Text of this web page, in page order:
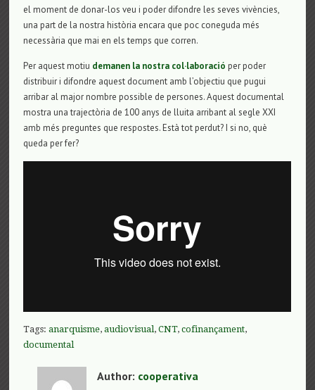
el moment de donar-los veu i poder difondre les seves vivències,
una part de la nostra història encara que poc coneguda més
necessària que mai en els temps que corren.
Per aquest motiu demanen la nostra col·laboració per poder
distribuir i difondre aquest document amb l’objectiu que pugui
arribar al major nombre possible de persones. Aquest documental
mostra una trajectòria de 100 anys de lluita arribant al segle XXI
amb més preguntes que respostes. Està tot perdut? I si no, què
queda per fer?
Tags:anarquisme,audiovisual,CNT,cofinançament,
documental
Author: cooperativa